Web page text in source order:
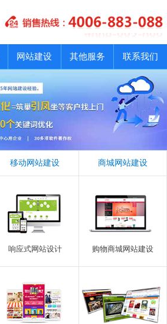
网站建设 其他服务 联系我们
移动网站建设 商城网站建设
响应式网站设计 购物商城网站建设